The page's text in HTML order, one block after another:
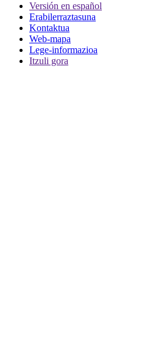
Versión en español
Erabilerraztasuna
Kontaktua
Web-mapa
Lege-informazioa
Itzuli gora